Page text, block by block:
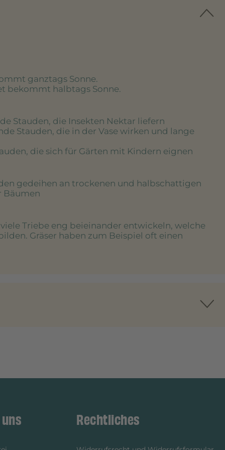
ganztags Sonne.
bekommt halbtags Sonne.
Stauden, die Insekten Nektar liefern
Stauden, die in der Vase wirken und lange
die sich für Gärten mit Kindern eignen
gedeihen an trockenen und halbschattigen
Bäumen
Triebe eng beieinander entwickeln, welche
Gräser haben zum Beispiel oft einen
Rechtliches